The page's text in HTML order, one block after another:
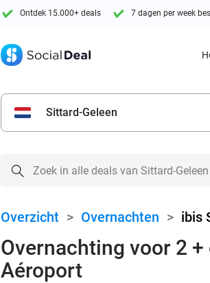
Ontdek 15.000+ deals 7 dagen per week
Sittard-Geleen
Overzicht > Overnachten > ibis
Overnachting voor 2
Aéroport